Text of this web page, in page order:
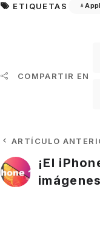
ETIQUETAS
COMPARTIR EN
ARTÍCULO
¡El